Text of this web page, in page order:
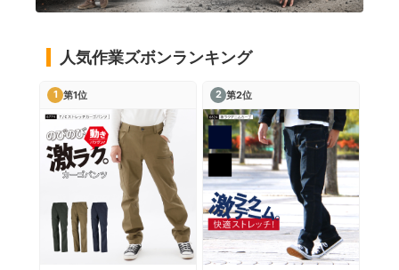
人気作業ズボンランキング
1 第1位 2 第2位